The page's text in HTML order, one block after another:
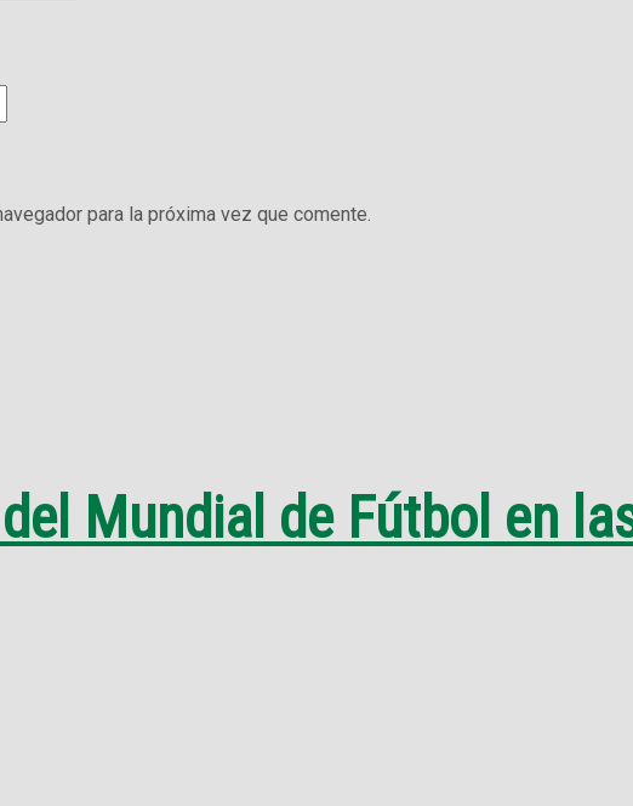
para la próxima vez que comente.
Mundial de Fútbol en